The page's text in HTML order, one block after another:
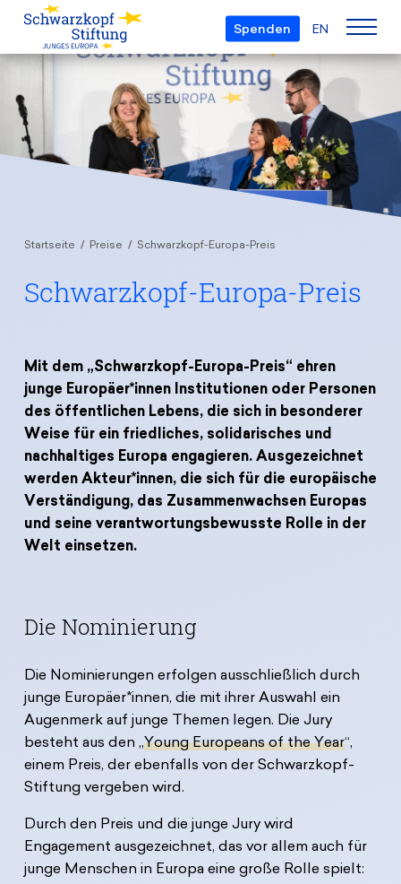
Spenden EN
Über uns
Die Stiftung
Team
Projekte
Postmigrant Europe
Zukunft D
Young European of the Year
Schwarzkopf-Europa-Preis
Bildung & Reisen
Reisestipendien
Europa Erleben
Bildungsreisen
Veranstaltungen
News
Jobs
Presse
Spenden
Suche
Kontakt
Cookie-Einstellungen
Startseite Preise Schwarzkopf-Europa-Preis
Schwarzkopf-Europa-Preis
Mit dem „Schwarzkopf-Europa-Preis“ ehren
junge Europäer*innen Institutionen oder Personen
des öffentlichen Lebens, die sich in besonderer
Weise für ein friedliches, solidarisches und
nachhaltiges Europa engagieren. Ausgezeichnet
werden Akteur*innen, die sich für die europäische
Verständigung, das Zusammenwachsen Europas
und seine verantwortungsbewusste Rolle in der
Welt einsetzen.
Die Nominierung
Die Nominierungen erfolgen ausschließlich durch
junge Europäer*innen, die mit ihrer Auswahl ein
Augenmerk auf junge Themen legen. Die Jury
besteht aus den „Young Europeans of the Year“,
einem Preis, der ebenfalls von der Schwarzkopf-
Stiftung vergeben wird.
Durch den Preis und die junge Jury wird
Engagement ausgezeichnet, das vor allem auch für
junge Menschen in Europa eine große Rolle spielt: